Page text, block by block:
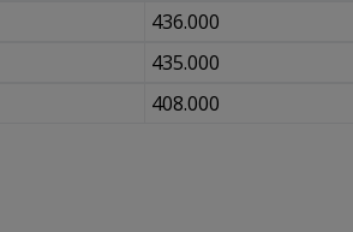
436.000
435.000
408.000